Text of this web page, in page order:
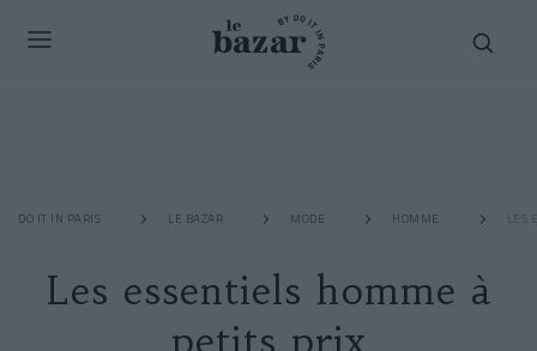
DO IT IN PARIS LE BAZAR MODE HOMME
Les essentiels homme à
petits prix